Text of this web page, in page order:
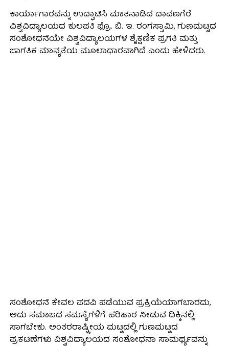
ಕಾರ್ಯಾಗಾರವನ್ನು ಉದ್ಘಾಟಿಸಿ ಮಾತನಾಡಿದ ದಾವಣಗೆರೆ
ವಿಶ್ವವಿದ್ಯಾಲಯದ ಕುಲಪತಿ ಪ್ರೊ. ಬಿ. ಇ. ರಂಗಸ್ವಾಮಿ, ಗುಣಮಟ್ಟದ
ಸಂಶೋಧನೆಯೇ ವಿಶ್ವವಿದ್ಯಾಲಯಗಳ ಶೈಕ್ಷಣಿಕ ಪ್ರಗತಿ ಮತ್ತು
ಜಾಗತಿಕ ಮಾನ್ಯತೆಯ ಮೂಲಾಧಾರವಾಗಿದೆ ಎಂದು ಹೇಳಿದರು.
ಸಂಶೋಧನೆ ಕೇವಲ ಪದವಿ ಪಡೆಯುವ ಪ್ರಕ್ರಿಯೆಯಾಗಬಾರದು,
ಅದು ಸಮಾಜದ ಸಮಸ್ಯೆಗಳಿಗೆ ಪರಿಹಾರ ನೀಡುವ ದಿಕ್ಕಿನಲ್ಲಿ
ಸಾಗಬೇಕು. ಅಂತರರಾಷ್ಟ್ರೀಯ ಮಟ್ಟದಲ್ಲಿ ಗುಣಮಟ್ಟದ
ಪ್ರಕಟಣೆಗಳು ವಿಶ್ವವಿದ್ಯಾಲಯದ ಸಂಶೋಧನಾ ಸಾಮರ್ಥ್ಯವನ್ನು